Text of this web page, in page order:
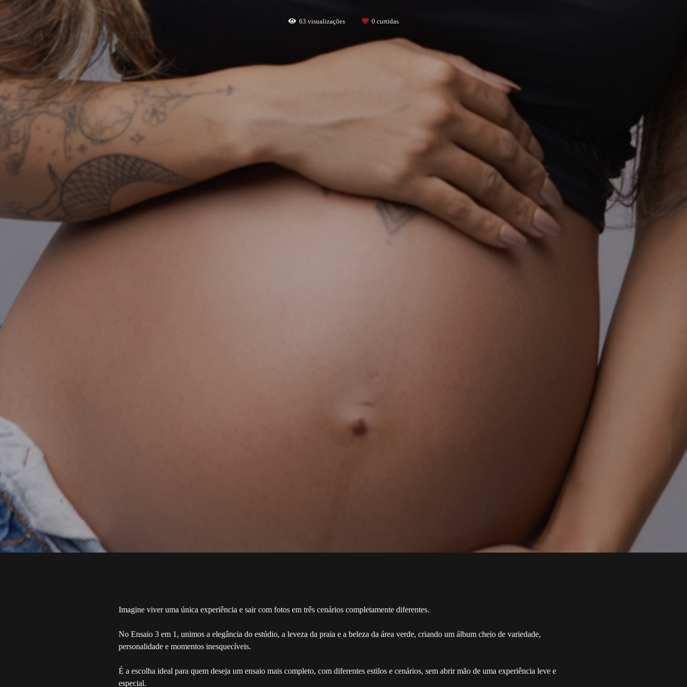
63 visualizações 0 curtidas
Imagine viver uma única experiência e sair com fotos em três cenários completamente diferentes.
No Ensaio 3 em 1, unimos a elegância do estúdio, a leveza da praia e a beleza da área verde, criando um álbum cheio de variedade,
personalidade e momentos inesquecíveis.
É a escolha ideal para quem deseja um ensaio mais completo, com diferentes estilos e cenários, sem abrir mão de uma experiência leve e
especial.